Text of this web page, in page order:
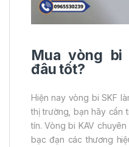
Mua vòng bi
đâu tốt?
Hiện nay vòng bi SKF
thị trường, bạn hãy cẩn
tín. Vòng bi KAV
bạc đạn các thương